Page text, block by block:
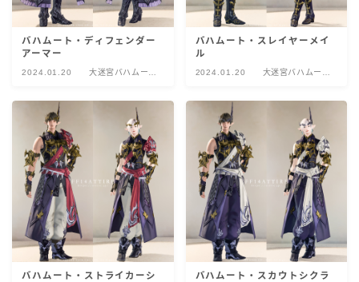
バハムート・ディフェンダー
アーマー
2024.01.20
大迷宮バハムー
バハムート・スレイヤーメイ
ル
2024.01.20
大迷宮バハムー
バハムート・ストライカーシ
バハムート・スカウトシクラ